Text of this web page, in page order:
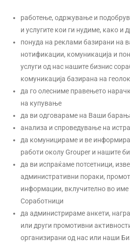
работење, одржување и
и услугите кои ги нудиме, како и
понуда на реклами базирани на
нотификации, комуникација и
услуги од нас нашите бизнис
комуникација базирана на
да го олесниме правењето
на купување
да ви одговараме на Ваши
анализа и спроведување на
да комуницираме и ве
работи околу Grouper и нашите
да ви испраќаме потсетници,
административни пораки,
информации, вклучително во
Соработници
да администрираме анкети,
или други промотивни
организирани од нас или наши